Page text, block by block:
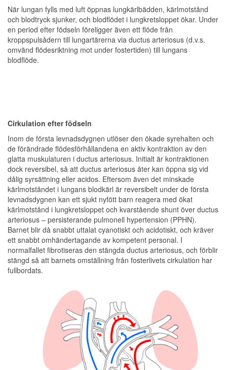
När lungan fylls med luft öppnas lungkärlbädden, kärlmotstånd
och blodtryck sjunker, och blodflödet i lungkretsloppet ökar. Under
en period efter födseln föreligger även ett flöde från
kroppspulsådern till lungartärerna via ductus arteriosus (d.v.s.
omvänd flödesriktning mot under fostertiden) till lungans
blodflöde.
Cirkulation efter födseln
Inom de första levnadsdygnen utlöser den ökade syrehalten och
de förändrade flödesförhållandena en aktiv kontraktion av den
glatta muskulaturen i ductus arteriosus. Initialt är kontraktionen
dock reversibel, så att ductus arteriosus åter kan öppna sig vid
dålig syrsättning eller acidos. Eftersom även det minskade
kärlmotståndet i lungans blodkärl är reversibelt under de första
levnadsdygnen kan ett sjukt nyfött barn reagera med ökat
kärlmotstånd i lungkretsloppet och kvarstående shunt över ductus
arteriosus – persisterande pulmonell hypertension (PPHN).
Barnet blir då snabbt uttalat cyanotiskt och acidotiskt, och kräver
ett snabbt omhändertagande av kompetent personal. I
normalfallet fibrotiseras den stängda ductus arteriosus, och förblir
stängd så att barnets omställning från fosterlivets cirkulation har
fullbordats.